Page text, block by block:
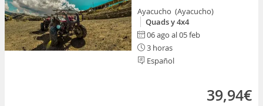
Ayacucho (Ayacucho)
Quads y 4x4
06 ago al 05 feb
3 horas
Español
39,94€